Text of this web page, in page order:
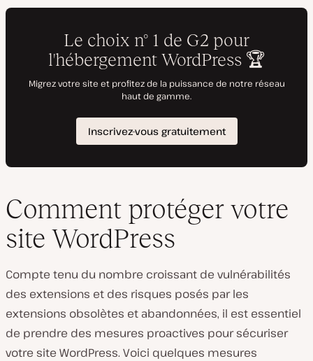
Comment protéger votre
site WordPress
Compte tenu du nombre croissant de vulnérabilités
des extensions et des risques posés par les
extensions obsolètes et abandonnées, il est essentiel
de prendre des mesures proactives pour sécuriser
votre site WordPress. Voici quelques mesures